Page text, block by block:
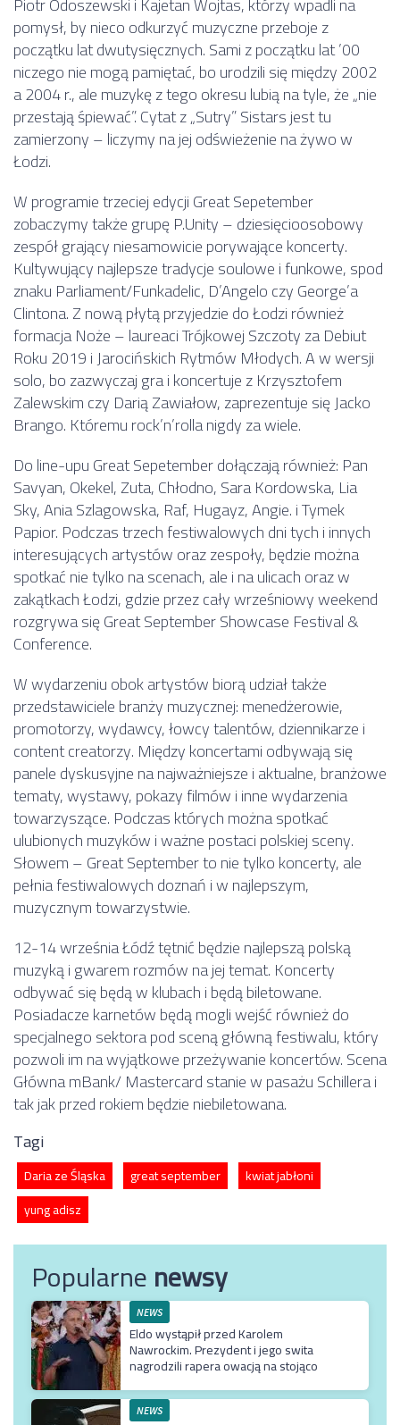
pomysł, by nieco odkurzyć muzyczne przeboje z
początku lat dwutysięcznych. Sami z początku lat ’00
niczego nie mogą pamiętać, bo urodzili się między 2002
a 2004 r., ale muzykę z tego okresu lubią na tyle, że „nie
przestają śpiewać”. Cytat z „Sutry” Sistars jest tu
zamierzony – liczymy na jej odświeżenie na żywo w
Łodzi.
W programie trzeciej edycji Great Sepetember
zobaczymy także grupę P.Unity – dziesięcioosobowy
zespół grający niesamowicie porywające koncerty.
Kultywujący najlepsze tradycje soulowe i funkowe, spod
znaku Parliament/Funkadelic, D’Angelo czy George’a
Clintona. Z nową płytą przyjedzie do Łodzi również
formacja Noże – laureaci Trójkowej Szczoty za Debiut
Roku 2019 i Jarocińskich Rytmów Młodych. A w wersji
solo, bo zazwyczaj gra i koncertuje z Krzysztofem
Zalewskim czy Darią Zawiałow, zaprezentuje się Jacko
Brango. Któremu rock’n’rolla nigdy za wiele.
Do line-upu Great Sepetember dołączają również: Pan
Savyan, Okekel, Zuta, Chłodno, Sara Kordowska, Lia
Sky, Ania Szlagowska, Raf, Hugayz, Angie. i Tymek
Papior. Podczas trzech festiwalowych dni tych i innych
interesujących artystów oraz zespoły, będzie można
spotkać nie tylko na scenach, ale i na ulicach oraz w
zakątkach Łodzi, gdzie przez cały wrześniowy weekend
rozgrywa się Great September Showcase Festival &
Conference.
W wydarzeniu obok artystów biorą udział także
przedstawiciele branży muzycznej: menedżerowie,
promotorzy, wydawcy, łowcy talentów, dziennikarze i
content creatorzy. Między koncertami odbywają się
panele dyskusyjne na najważniejsze i aktualne, branżowe
tematy, wystawy, pokazy filmów i inne wydarzenia
towarzyszące. Podczas których można spotkać
ulubionych muzyków i ważne postaci polskiej sceny.
Słowem – Great September to nie tylko koncerty, ale
pełnia festiwalowych doznań i w najlepszym,
muzycznym towarzystwie.
12-14 września Łódź tętnić będzie najlepszą polską
muzyką i gwarem rozmów na jej temat. Koncerty
odbywać się będą w klubach i będą biletowane.
Posiadacze karnetów będą mogli wejść również do
specjalnego sektora pod sceną główną festiwalu, który
pozwoli im na wyjątkowe przeżywanie koncertów. Scena
Główna mBank/ Mastercard stanie w pasażu Schillera i
tak jak przed rokiem będzie niebiletowana.
Tagi
Daria ze Śląska great september
kwiat jabłoni
yung adisz
Popularnenewsy
NEWS
Eldo wystąpił przed Karolem
Nawrockim. Prezydent i jego swita
nagrodzili rapera owacją na stojąco
NEWS